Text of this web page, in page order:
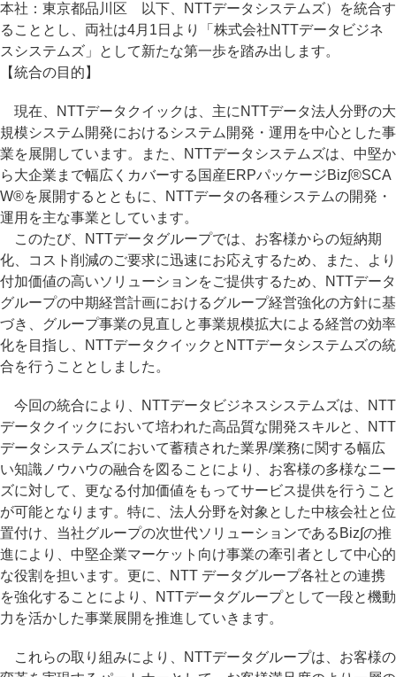
本社：東京都品川区 以下、NTTデータシステムズ）を統合す
ることとし、両社は4月1日より「株式会社NTTデータビジネ
スシステムズ」として新たな第一歩を踏み出します。
【統合の目的】
現在、NTTデータクイックは、主にNTTデータ法人分野の大
規模システム開発におけるシステム開発・運用を中心とした事
業を展開しています。また、NTTデータシステムズは、中堅か
ら大企業まで幅広くカバーする国産ERPパッケージBiz∫®SCA
W®を展開するとともに、NTTデータの各種システムの開発・
運用を主な事業としています。
このたび、NTTデータグループでは、お客様からの短納期
化、コスト削減のご要求に迅速にお応えするため、また、より
付加価値の高いソリューションをご提供するため、NTTデータ
グループの中期経営計画におけるグループ経営強化の方針に基
づき、グループ事業の見直しと事業規模拡大による経営の効率
化を目指し、NTTデータクイックとNTTデータシステムズの統
合を行うこととしました。
今回の統合により、NTTデータビジネスシステムズは、NTT
データクイックにおいて培われた高品質な開発スキルと、NTT
データシステムズにおいて蓄積された業界/業務に関する幅広
い知識ノウハウの融合を図ることにより、お客様の多様なニー
ズに対して、更なる付加価値をもってサービス提供を行うこと
が可能となります。特に、法人分野を対象とした中核会社と位
置付け、当社グループの次世代ソリューションであるBiz∫の推
進により、中堅企業マーケット向け事業の牽引者として中心的
な役割を担います。更に、NTT データグループ各社との連携
を強化することにより、NTTデータグループとして一段と機動
力を活かした事業展開を推進していきます。
これらの取り組みにより、NTTデータグループは、お客様の